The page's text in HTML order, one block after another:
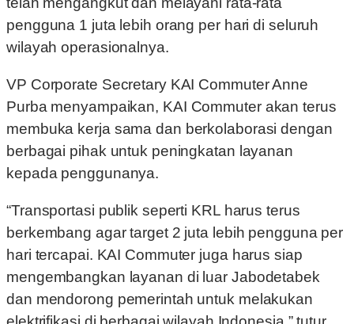
pengguna 1 juta lebih orang per hari di seluruh
wilayah operasionalnya.
VP Corporate Secretary KAI Commuter Anne
Purba menyampaikan, KAI Commuter akan terus
membuka kerja sama dan berkolaborasi dengan
berbagai pihak untuk peningkatan layanan
kepada penggunanya.
“Transportasi publik seperti KRL harus terus
berkembang agar target 2 juta lebih pengguna per
hari tercapai. KAI Commuter juga harus siap
mengembangkan layanan di luar Jabodetabek
dan mendorong pemerintah untuk melakukan